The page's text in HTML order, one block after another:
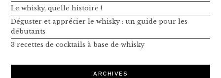
Le whisky, quelle histoire !
Déguster et apprécier le whisky : un guide pour les
débutants
3 recettes de cocktails à base de whisky
ARCHIVES